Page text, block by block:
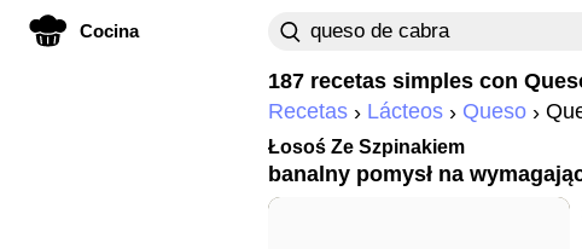
Cocina
187 recetas simples con
Recetas
Lácteos Queso
Łosoś Ze Szpinakiem
banalny pomysł na